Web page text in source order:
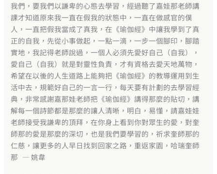
我們，要我們以謙卑的心態去學習，經過聽了嘉娃那老師講
課才知道原來我一直在假我的狀態中，一直在做感官的僕
人，一直把假我當成了真我，在《瑜伽經》中讓我學到了真
正的自我，先從小事做起，一點一滴，一步一個腳印，腳踏
實地，我記得老師說過，一個人必須先愛好自己（自我），
愛自己（自我）就是對靈性負責，才有資格去愛天地萬物，
希望在以後的人生道路上能夠把《瑜伽經》的教導運用到生
活中去，規範好自己的一言一行，每天要有計劃的去學習經
典，非常感謝嘉那娃老師把《瑜伽經》講得那麼的貼切，講
解每一個詩節都是那麼的讓人清晰，明白，易懂，請嘉娃娃
老師接受我謙卑的頂拜，在你身上看到你對眾生的愛，對奎
師那的愛是那麼的深切，也是我們要學習的，祈求奎師那的
仁慈，讓更多的人早日找到回家之路，重返家園，哈瑞奎師
那 — 姚韋